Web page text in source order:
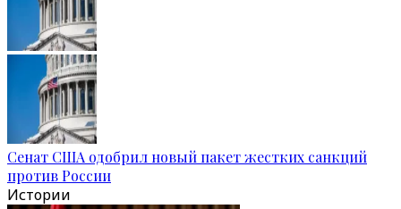
Сенат США одобрил новый пакет жестких санкций
против России
Истории